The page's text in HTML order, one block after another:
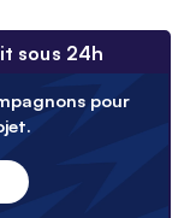
sous 24h
pour